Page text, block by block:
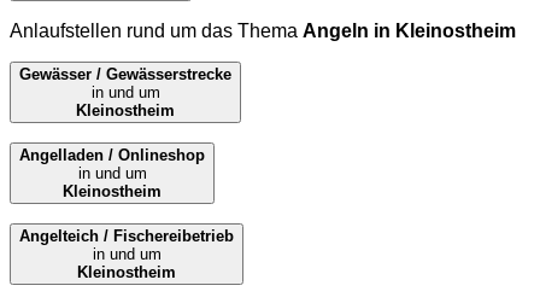
Anlaufstellen rund um das Thema Angeln in Kleinostheim
Gewässer / Gewässerstrecke
in und um
Kleinostheim
Angelladen / Onlineshop
in und um
Kleinostheim
Angelteich / Fischereibetrieb
in und um
Kleinostheim